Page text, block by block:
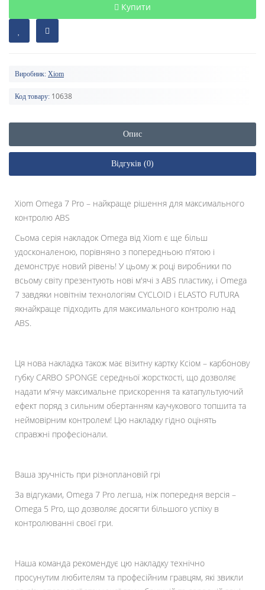
Купити
Виробник: Xiom
Код товару: 10638
Опис
Відгуків (0)
Xiom Omega 7 Pro – найкраще рішення для максимального
контролю ABS
Сьома серія накладок Omega від Xiom є ще більш
удосконаленою, порівняно з попередньою п'ятою і
демонструє новий рівень! У цьому ж році виробники по
всьому світу презентують нові м'ячі з ABS пластику, і Omega
7 завдяки новітнім технологіям CYCLOID і ELASTO FUTURA
якнайкраще підходить для максимального контролю над
ABS.
Ця нова накладка також має візитну картку Ксіом – карбонову
губку CARBO SPONGE середньої жорсткості, що дозволяє
надати м'ячу максимальне прискорення та катапультуючий
ефект поряд з сильним обертанням каучукового топшита та
неймовірним контролем! Цю накладку гідно оцінять
справжні професіонали.
Ваша зручність при різноплановій грі
За відгуками, Omega 7 Pro легша, ніж попередня версія –
Omega 5 Pro, що дозволяє досягти більшого успіху в
контролюванні своєї гри.
Наша команда рекомендує цю накладку технічно
просунутим любителям та професійним гравцям, які звикли